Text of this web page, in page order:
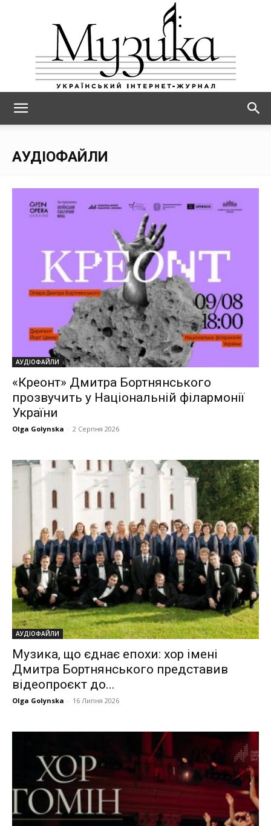
АУДІОФАЙЛИ
АУДІОФАЙЛИ
«Креонт» Дмитра Бортнянського
прозвучить у Національній філармонії
України
Olga Golynska - 2 Серпня 2026
АУДІОФАЙЛИ
Музика, що єднає епохи: хор імені
Дмитра Бортнянського представив
відеопроєкт до...
Olga Golynska - 16 Липня 2026